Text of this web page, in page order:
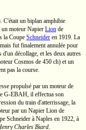
C'était un biplan amphibie
un moteur Napier Lion de
la Coupe Schneider en 1919. La
mais fut finalement annulée pour
d'un décollage, et les deux autres
Cosmos de 450 ch) et un
pas la course.
propulsé par un moteur de
G-EBAH, il effectua son
du train d'atterrissage, la
par un Napier Lion de
Schneider à Naples en 1922, à
Charles Biard.